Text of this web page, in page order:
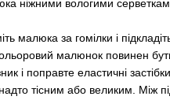
ніжними вологими
малюка за гомілки і
малюнок повинен
і поправте еластичні
тісним або великим. Між